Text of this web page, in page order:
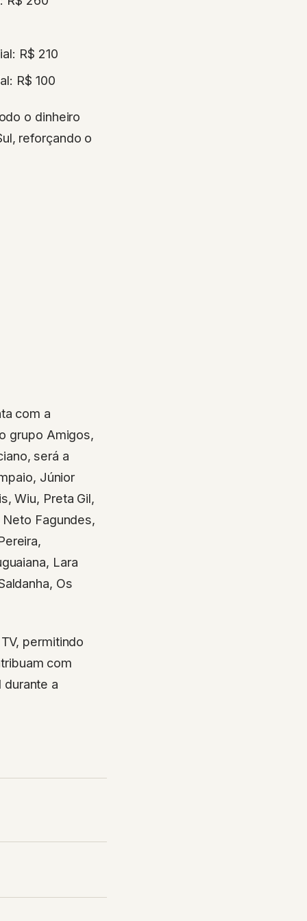
R$ 210
R$ 100
o dinheiro
reforçando o
com a
grupo Amigos,
será a
Júnior
Wiu, Preta Gil,
Fagundes,
Lara
Os
permitindo
com
a